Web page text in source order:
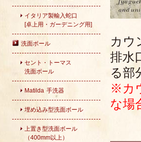
イタリア製輸入蛇口
[卓上用・ガーデニング用]
洗面ボール
セント・トーマス
洗面ボール
Matilda 手洗器
埋め込み型洗面ボール
上置き型洗面ボール
（400mm以上）
カウ
排水
る部
※カ
な場